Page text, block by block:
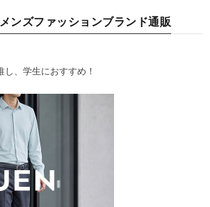
ンズファッションブランド通販
、学生におすすめ！